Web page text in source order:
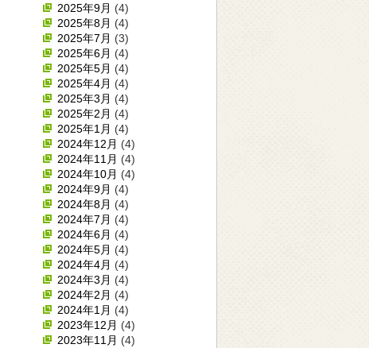
2025年9月 (4)
2025年8月 (4)
2025年7月 (3)
2025年6月 (4)
2025年5月 (4)
2025年4月 (4)
2025年3月 (4)
2025年2月 (4)
2025年1月 (4)
2024年12月 (4)
2024年11月 (4)
2024年10月 (4)
2024年9月 (4)
2024年8月 (4)
2024年7月 (4)
2024年6月 (4)
2024年5月 (4)
2024年4月 (4)
2024年3月 (4)
2024年2月 (4)
2024年1月 (4)
2023年12月 (4)
2023年11月 (4)